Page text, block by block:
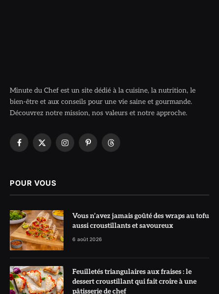
Minute du Chef est un site dédié à la cuisine, la nutrition, le
bien-être et aux conseils pour une vie saine et gourmande.
Découvrez notre mission, nos valeurs et notre approche.
Facebook
X
InstagramPinterestThreads
POUR VOUS
Vous n’avez jamais goûté des wraps au tofu
aussi croustillants et savoureux
6 août 2026
Feuilletés triangulaires aux fraises : le
dessert croustillant qui fait croire à une
pâtisserie de chef